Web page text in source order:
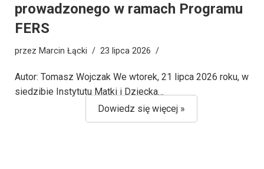
prowadzonego w ramach Programu
FERS
przez Marcin Łącki 23 lipca 2026
Autor: Tomasz Wojczak We wtorek, 21 lipca 2026 roku, w
siedzibie Instytutu Matki i Dziecka…
Dowiedz się więcej »